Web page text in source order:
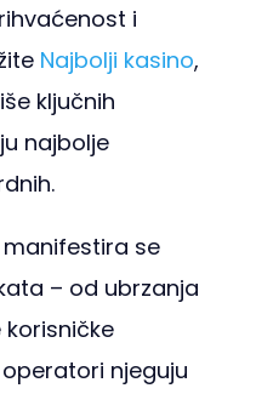
i
Najbolji kasino,
ključnih
najbolje
se
– od ubrzanja
njeguju